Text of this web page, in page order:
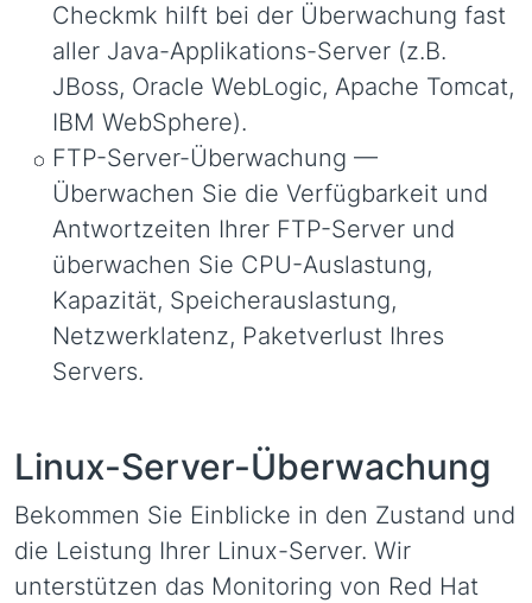
Checkmk hilft bei der Überwachung fast
aller Java-Applikations-Server (z.B.
JBoss, Oracle WebLogic, Apache Tomcat,
IBM WebSphere).
FTP-Server-Überwachung —
Überwachen Sie die Verfügbarkeit und
Antwortzeiten Ihrer FTP-Server und
überwachen Sie CPU-Auslastung,
Kapazität, Speicherauslastung,
Netzwerklatenz, Paketverlust Ihres
Servers.
Linux-Server-Überwachung
Bekommen Sie Einblicke in den Zustand und
die Leistung Ihrer Linux-Server. Wir
unterstützen das Monitoring von Red Hat